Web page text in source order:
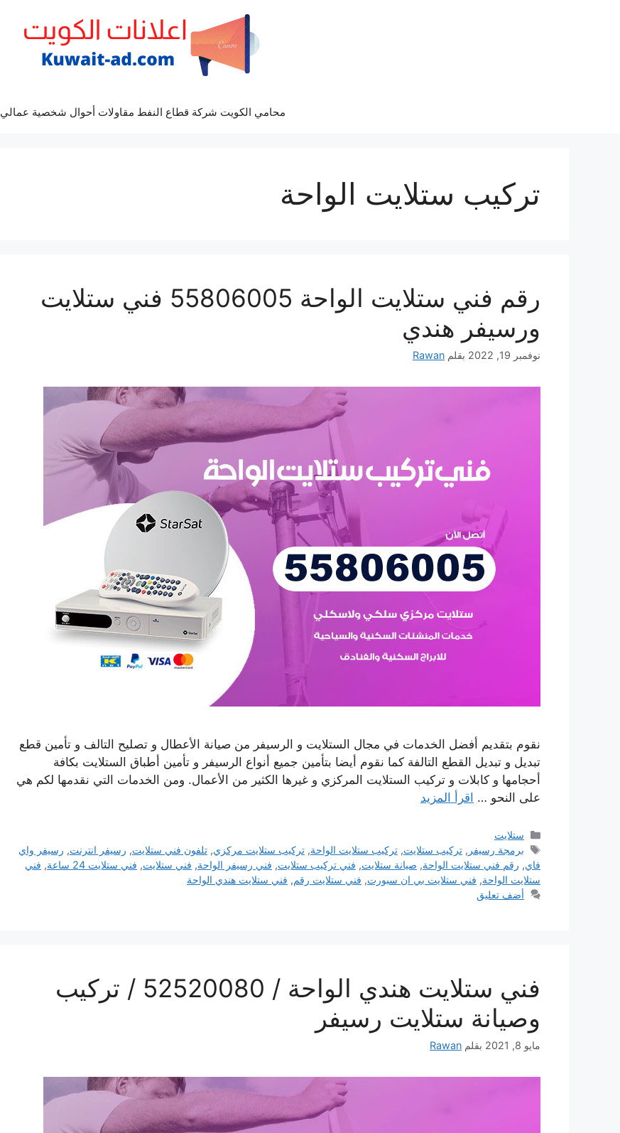
محامي الكويت شركة قطاع النفط مقاولات أحوال شخصية عمالي
تركيب ستلايت الواحة
رقم فني ستلايت الواحة 55806005 فني ستلايت
ورسيفر هندي
نوفمبر 19, 2022 بقلم Rawan
نقوم بتقديم أفضل الخدمات في مجال الستلايت و الرسيفر من صيانة الأعطال و تصليح التالف و تأمين قطع
تبديل و تبديل القطع التالفة كما نقوم أيضا بتأمين جميع أنواع الرسيفر و تأمين أطباق الستلايت بكافة
أحجامها و كابلات و تركيب الستلايت المركزي و غيرها الكثير من الأعمال. ومن الخدمات التي نقدمها لكم هي
على النحو … اقرأ المزيد
التصنيفات
ستلايت
الوسوم
برمجة رسيفر ,تركيب ستلايت,تركيب ستلايت الواحة,تركيب ستلايت مركزي,تلفون فني ستلايت, رسيفر انترنت, رسيفر واي
فاي, رقم فني ستلايت الواحة, صيانة ستلايت, فني تركيب ستلايت, فني رسيفر الواحة, فني ستلايت, فني ستلايت 24 ساعة , فني
ستلايت الواحة, فني ستلايت بي ان سبورت, فني ستلايت رقم, فني ستلايت هندي الواحة
أضف تعليق
فني ستلايت هندي الواحة / 52520080 / تركيب
وصيانة ستلايت رسيفر
مايو 8, 2021 بقلم Rawan